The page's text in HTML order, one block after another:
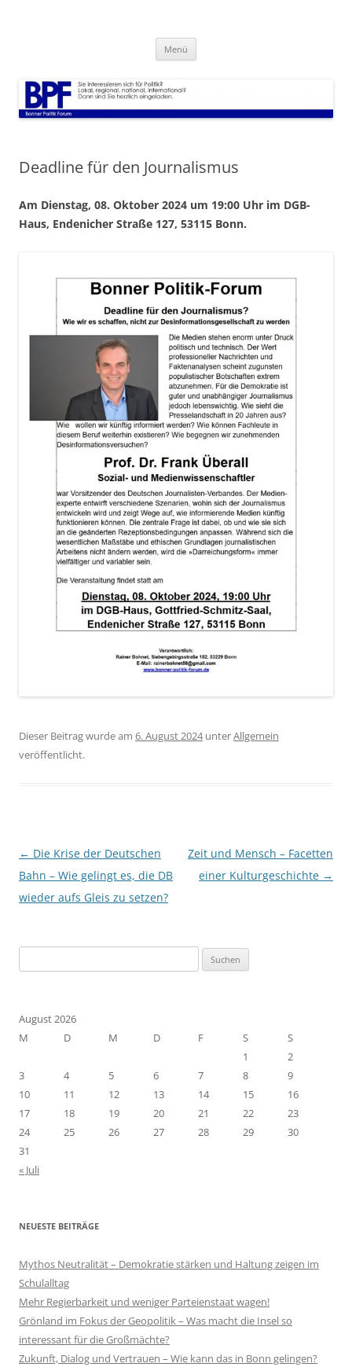
Menü
Deadline für den Journalismus
Am Dienstag, 08. Oktober 2024 um 19:00 Uhr im DGB-
Haus, Endenicher Straße 127, 53115 Bonn.
Dieser Beitrag wurde am 6. August 2024unterAllgemein
veröffentlicht.
Beitragsnavigation
← Die Krise der Deutschen
Bahn – Wie gelingt es, die DB
wieder aufs Gleis zu setzen?
Zeit und Mensch – Facetten
einer Kulturgeschichte →
nach:
August 2026
M
D M D F S
S
1
2
3
4 5 6 7 8
9
10
11 12 13 14 15
16
17
18 19 20 21 22
23
24
25 26 27 28 29
30
31
« Juli
NEUESTE BEITRÄGE
Mythos Neutralität – Demokratie stärken und Haltung zeigen im
Schulalltag
Mehr Regierbarkeit und weniger Parteienstaat wagen!
Grönland im Fokus der Geopolitik – Was macht die Insel so
interessant für die Großmächte?
Zukunft, Dialog und Vertrauen – Wie kann das in Bonn gelingen?